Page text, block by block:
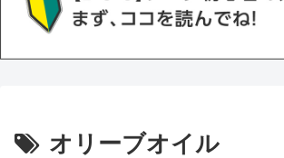
オリーブオイル